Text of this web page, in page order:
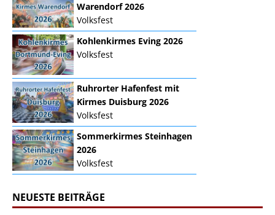
Warendorf 2026
Volksfest
Kohlenkirmes Eving 2026
Volksfest
Ruhrorter Hafenfest mit
Kirmes Duisburg 2026
Volksfest
Sommerkirmes Steinhagen
2026
Volksfest
NEUESTE BEITRÄGE